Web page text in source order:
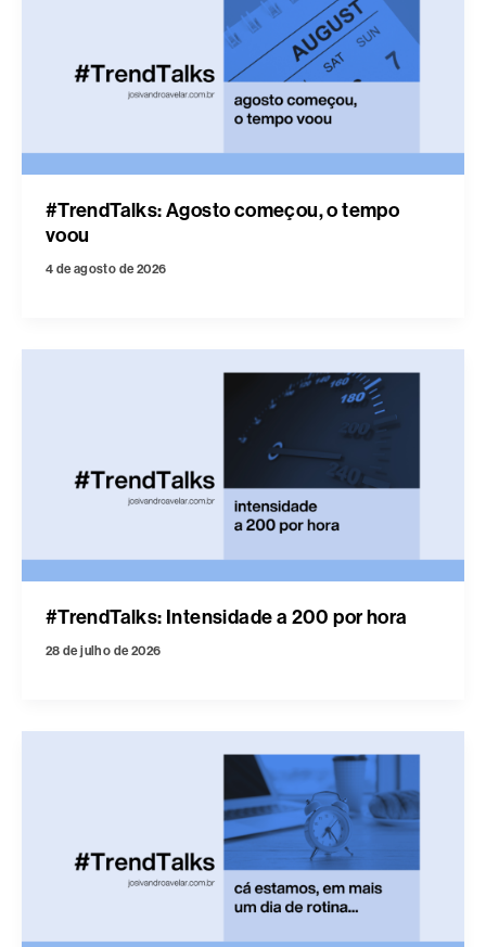
#TrendTalks: Agosto começou, o tempo
voou
4 de agosto de 2026
#TrendTalks: Intensidade a 200 por hora
28 de julho de 2026